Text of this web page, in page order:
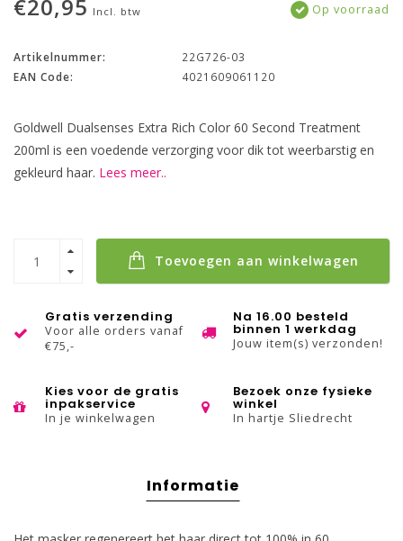
€20,95 Incl. btw Op voorraad
Artikelnummer:
22G726-03
EAN Code:
4021609061120
Goldwell Dualsenses Extra Rich Color 60 Second Treatment
200ml is een voedende verzorging voor dik tot weerbarstig en
gekleurd haar. Lees meer..
Toevoegen aan winkelwagen
Gratis verzending
Voor alle orders vanaf
€75,-
Na 16.00 besteld
binnen 1 werkdag
Jouw item(s) verzonden!
Kies voor de gratis
inpakservice
In je winkelwagen
Bezoek onze fysieke
winkel
In hartje Sliedrecht
Informatie